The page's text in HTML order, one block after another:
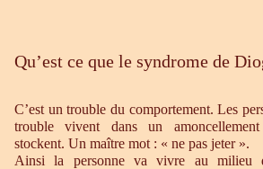
Qu’est ce que le syndrome de
C’est un trouble du comportement. Les
trouble vivent dans un
stockent. Un maître mot : « ne pas jeter ».
Ainsi la personne va vivre au milieu